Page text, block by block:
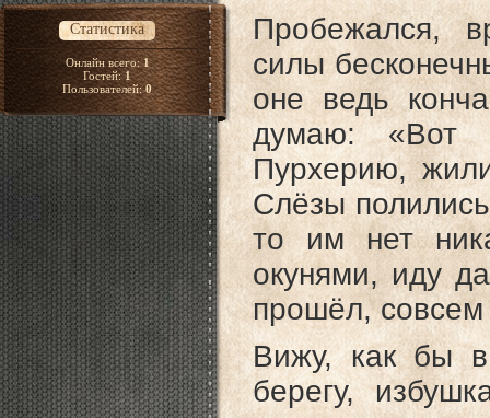
Статистика
Онлайн всего:1
Гостей:1
Пользователей:0
Пробежался,
силы
оне ведь
думаю: «Вот
Пурхерию,
Слёзы
то им нет
окунями, иду
прошёл, совсем
Вижу, как бы
берегу,